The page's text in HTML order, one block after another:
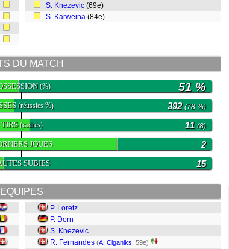
S. Knezevic (69e)
S. Karweina (84e)
DU MATCH
(%) 51 %
(réussies %) 392(78 %)
TIRS(cadrés) 11 (8)
JOUES 2
SUBIES 15
EQUIPES
P. Loretz
P. Dorn
S. Knezevic
R. Fernandes (A. Ciganiks , 59e)